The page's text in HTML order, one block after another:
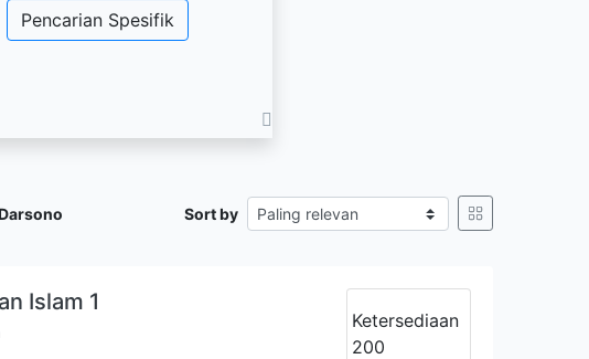
Pencarian Spesifik
Sort by
Islam 1
Ketersediaan
200